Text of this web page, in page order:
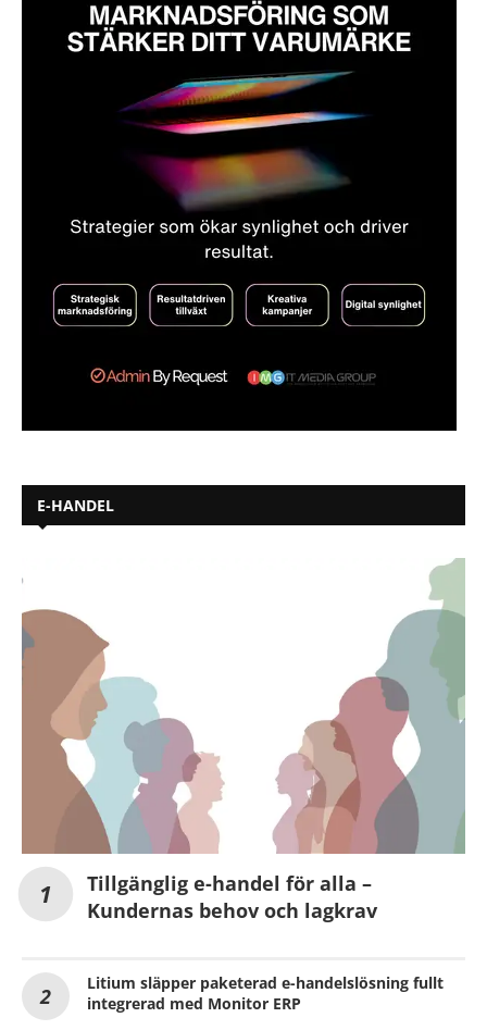
E-HANDEL
Tillgänglig e-handel för alla –
Kundernas behov och lagkrav
Litium släpper paketerad e-handelslösning fullt
integrerad med Monitor ERP